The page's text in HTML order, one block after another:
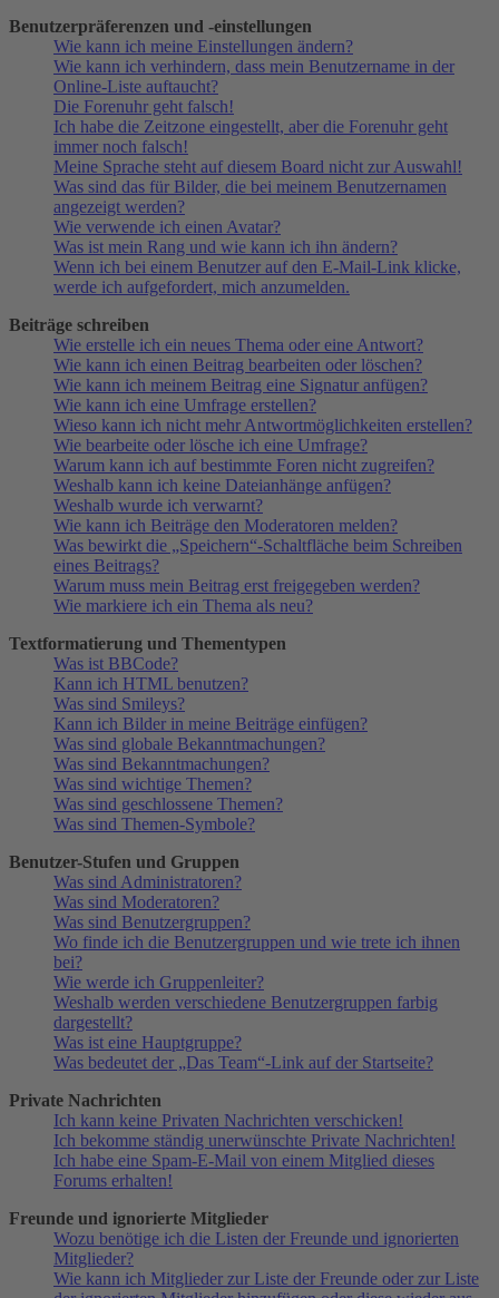
Benutzerpräferenzen und -einstellungen
Wie kann ich meine Einstellungen ändern?
Wie kann ich verhindern, dass mein Benutzername in der
Online-Liste auftaucht?
Die Forenuhr geht falsch!
Ich habe die Zeitzone eingestellt, aber die Forenuhr geht
immer noch falsch!
Meine Sprache steht auf diesem Board nicht zur Auswahl!
Was sind das für Bilder, die bei meinem Benutzernamen
angezeigt werden?
Wie verwende ich einen Avatar?
Was ist mein Rang und wie kann ich ihn ändern?
Wenn ich bei einem Benutzer auf den E-Mail-Link klicke,
werde ich aufgefordert, mich anzumelden.
Beiträge schreiben
Wie erstelle ich ein neues Thema oder eine Antwort?
Wie kann ich einen Beitrag bearbeiten oder löschen?
Wie kann ich meinem Beitrag eine Signatur anfügen?
Wie kann ich eine Umfrage erstellen?
Wieso kann ich nicht mehr Antwortmöglichkeiten erstellen?
Wie bearbeite oder lösche ich eine Umfrage?
Warum kann ich auf bestimmte Foren nicht zugreifen?
Weshalb kann ich keine Dateianhänge anfügen?
Weshalb wurde ich verwarnt?
Wie kann ich Beiträge den Moderatoren melden?
Was bewirkt die „Speichern“-Schaltfläche beim Schreiben
eines Beitrags?
Warum muss mein Beitrag erst freigegeben werden?
Wie markiere ich ein Thema als neu?
Textformatierung und Thementypen
Was ist BBCode?
Kann ich HTML benutzen?
Was sind Smileys?
Kann ich Bilder in meine Beiträge einfügen?
Was sind globale Bekanntmachungen?
Was sind Bekanntmachungen?
Was sind wichtige Themen?
Was sind geschlossene Themen?
Was sind Themen-Symbole?
Benutzer-Stufen und Gruppen
Was sind Administratoren?
Was sind Moderatoren?
Was sind Benutzergruppen?
Wo finde ich die Benutzergruppen und wie trete ich ihnen
bei?
Wie werde ich Gruppenleiter?
Weshalb werden verschiedene Benutzergruppen farbig
dargestellt?
Was ist eine Hauptgruppe?
Was bedeutet der „Das Team“-Link auf der Startseite?
Private Nachrichten
Ich kann keine Privaten Nachrichten verschicken!
Ich bekomme ständig unerwünschte Private Nachrichten!
Ich habe eine Spam-E-Mail von einem Mitglied dieses
Forums erhalten!
Freunde und ignorierte Mitglieder
Wozu benötige ich die Listen der Freunde und ignorierten
Mitglieder?
Wie kann ich Mitglieder zur Liste der Freunde oder zur Liste